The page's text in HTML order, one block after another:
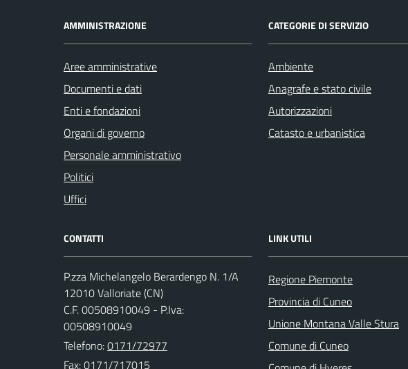
AMMINISTRAZIONE
Aree amministrative
Documenti e dati
Enti e fondazioni
Organi di governo
Personale amministrativo
Politici
Uffici
CATEGORIE DI SERVIZIO
Ambiente
Anagrafe e stato civile
Autorizzazioni
Catasto e urbanistica
CONTATTI
P.zza Michelangelo Berardengo N. 1/A
12010 Valloriate (CN)
C.F. 00508910049 - P.Iva:
00508910049
Telefono:0171/72977
Fax: 0171/717015
LINK UTILI
Regione Piemonte
Provincia di Cuneo
Unione Montana Valle Stura
Comune di Cuneo